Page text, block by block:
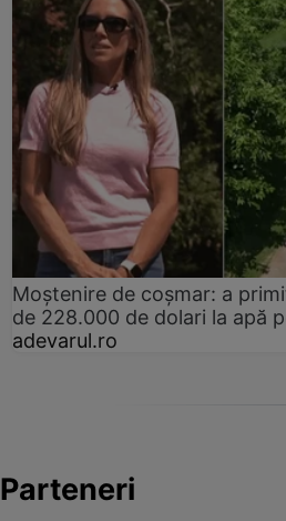
Moștenire de coșmar: a
de 228.000 de dolari la apă
adevarul.ro
Parteneri